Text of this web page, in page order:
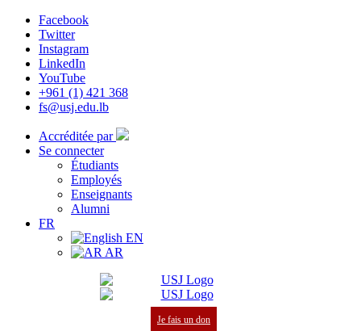
Facebook
Twitter
Instagram
LinkedIn
YouTube
+961 (1) 421 368
fs@usj.edu.lb
Accréditée par
Se connecter
Étudiants
Employés
Enseignants
Alumni
FR
EN
AR
Je fais un don